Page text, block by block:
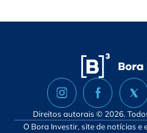
Direitos autorais © 2026.
O Bora Investir, site de notícias e